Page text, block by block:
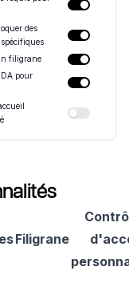
des
filigrane
pour
Filigrane